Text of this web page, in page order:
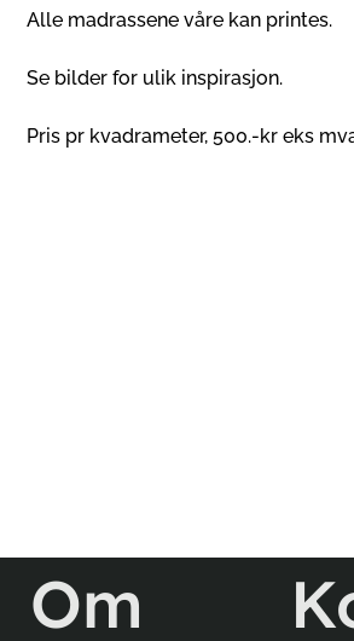
Alle madrassene våre kan printes.
Se bilder for ulik inspirasjon.
Pris pr kvadrameter, 500.-kr eks
Om